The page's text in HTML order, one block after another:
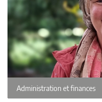
Administration et finances